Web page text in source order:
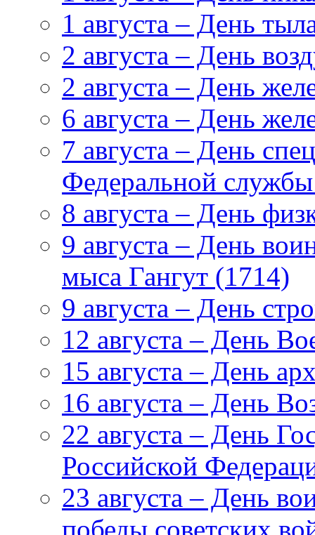
1 августа – День
2 августа – День
2 августа – День
6 августа – День
7 августа – День
Федеральной
8 августа – День
9 августа – День
мыса Гангут (1714)
9 августа – День
12 августа – День
15 августа – День
16 августа – День
22 августа – День
Российской
23 августа – День